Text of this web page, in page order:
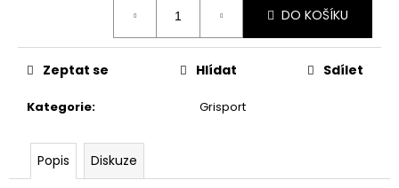
DO KOŠÍKU
Kategorie: Grisport
Zeptat se Hlídat Sdílet
Popis Diskuze
MAUSER
Kč